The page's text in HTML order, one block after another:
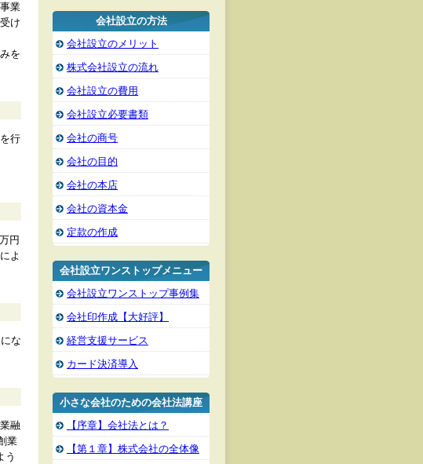
業
け
を
行
円
よ
な
融
業
う
会社設立の方法
会社設立のメリット
株式会社設立の流れ
会社設立の費用
会社設立必要書類
会社の商号
会社の目的
会社の本店
会社の資本金
定款の作成
会社設立ワンストップメニュー
会社設立ワンストップ事例集
会社印作成【大好評】
経営支援サービス
カード決済導入
小さな会社のための会社法講座
【序章】会社法とは？
【第１章】株式会社の全体像